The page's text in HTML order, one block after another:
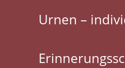
Urnen –